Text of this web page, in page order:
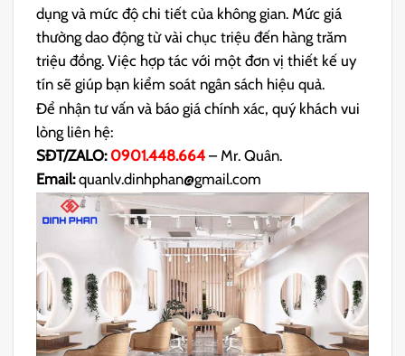
dụng và mức độ chi tiết của không gian. Mức giá
thường dao động từ vài chục triệu đến hàng trăm
triệu đồng. Việc hợp tác với một đơn vị thiết kế uy
tín sẽ giúp bạn kiểm soát ngân sách hiệu quả.
Để nhận tư vấn và báo giá chính xác, quý khách vui
lòng liên hệ:
SĐT/ZALO: 0901.448.664 – Mr. Quân.
Email:quanlv.dinhphan@gmail.com